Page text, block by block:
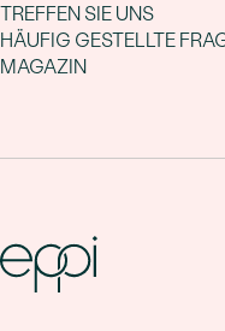
TREFFEN SIE UNS
HÄUFIG GESTELLTE
MAGAZIN